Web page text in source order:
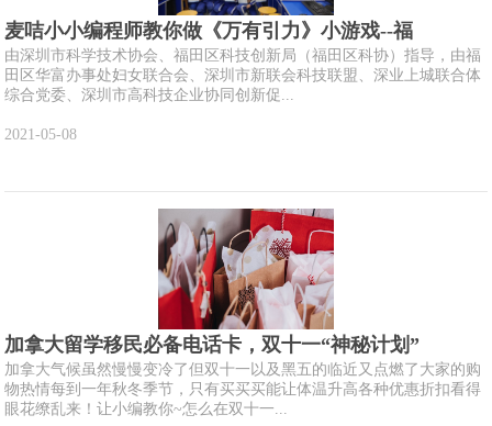
麦咭小小编程师教你做《万有引力》小游戏--福
由深圳市科学技术协会、福田区科技创新局（福田区科协）指导，由福
田区华富办事处妇女联合会、深圳市新联会科技联盟、深业上城联合体
综合党委、深圳市高科技企业协同创新促...
2021-05-08
加拿大留学移民必备电话卡，双十一“神秘计划”
加拿大气候虽然慢慢变冷了但双十一以及黑五的临近又点燃了大家的购
物热情每到一年秋冬季节，只有买买买能让体温升高各种优惠折扣看得
眼花缭乱来！让小编教你~怎么在双十一...